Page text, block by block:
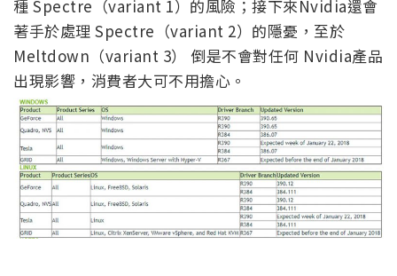
種 Spectre（variant 1）的風險；接下來Nvidia還會
著手於處理 Spectre（variant 2）的隱憂，至於
Meltdown（variant 3） 倒是不會對任何 Nvidia產品
出現影響，消費者大可不用擔心。